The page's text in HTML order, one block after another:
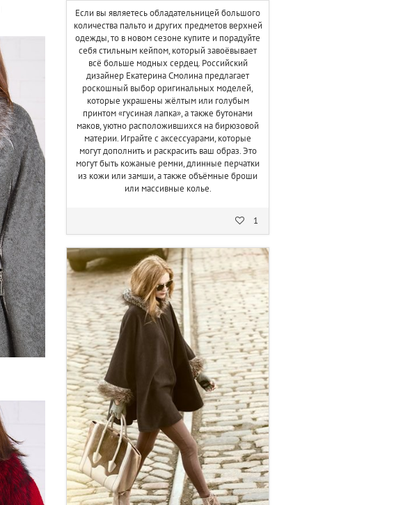
Если вы являетесь обладательницей большого
количества пальто и других предметов верхней
одежды, то в новом сезоне купите и порадуйте
себя стильным кейпом, который завоёвывает
всё больше модных сердец. Российский
дизайнер Екатерина Смолина предлагает
роскошный выбор оригинальных моделей,
которые украшены жёлтым или голубым
принтом «гусиная лапка», а также бутонами
маков, уютно расположившихся на бирюзовой
материи. Играйте с аксессуарами, которые
могут дополнить и раскрасить ваш образ. Это
могут быть кожаные ремни, длинные перчатки
из кожи или замши, а также объёмные броши
или массивные колье.
1